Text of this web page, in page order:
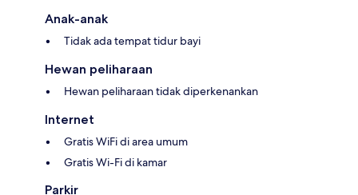
Anak-anak
Tidak ada tempat tidur bayi
Hewan peliharaan
Hewan peliharaan tidak diperkenankan
Internet
Gratis WiFi di area umum
Gratis Wi-Fi di kamar
Parkir